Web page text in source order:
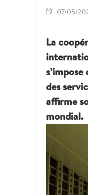
07/05/
La
des
affirme
mondial.